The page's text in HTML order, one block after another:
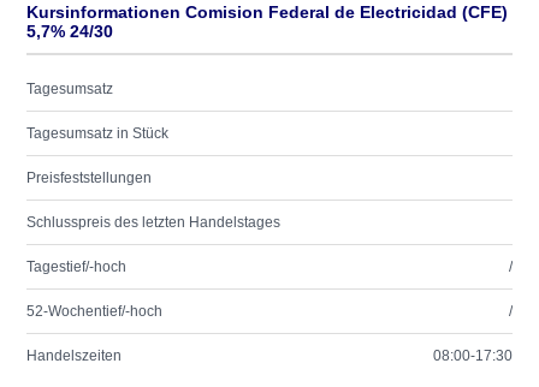
Kursinformationen Comision Federal de Electricidad (CFE)
5,7% 24/30
Tagesumsatz
Tagesumsatz in Stück
Preisfeststellungen
Schlusspreis des letzten Handelstages
Tagestief/-hoch /
52-Wochentief/-hoch /
Handelszeiten 08:00-17:30